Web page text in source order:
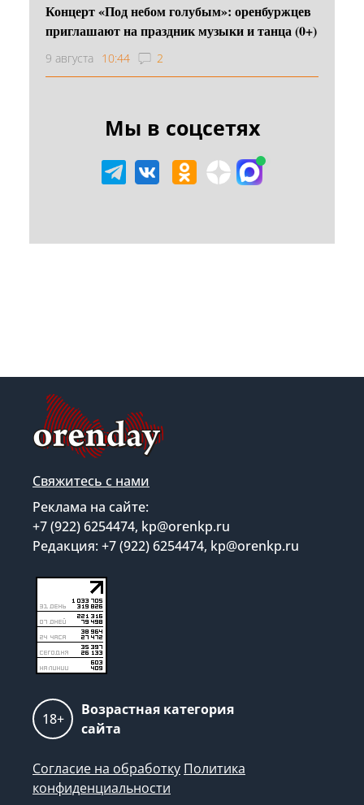
Концерт «Под небом голубым»: оренбуржцев
приглашают на праздник музыки и танца (0+)
9 августа 10:44 2
Мы в соцсетях
Свяжитесь с нами
Реклама на сайте:
+7 (922) 6254474, kp@orenkp.ru
Редакция: +7 (922) 6254474, kp@orenkp.ru
18+
Возрастная категория
сайта
Согласие на обработку Политика
конфиденциальности